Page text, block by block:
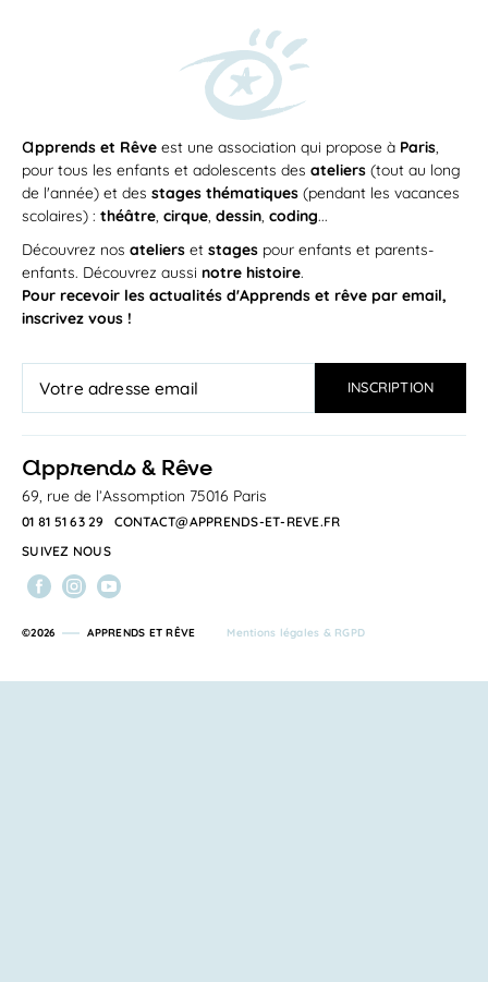
apprends et Rêve est une association qui propose à Paris,
pour tous les enfants et adolescents des ateliers (tout au long
de l'année) et des stages thématiques (pendant les vacances
scolaires) : théâtre, cirque, dessin, coding...
Découvrez nos ateliers et stages pour enfants et parents-
enfants. Découvrez aussi notre histoire.
Pour recevoir les actualités d'Apprends et rêve par email,
inscrivez vous !
apprends & Rêve
69, rue de l’Assomption 75016 Paris
01 81 51 63 29
CONTACT@APPRENDS-ET-REVE.FR
SUIVEZ NOUS
©2026 APPRENDS ET RÊVE Mentions légales & RGPD